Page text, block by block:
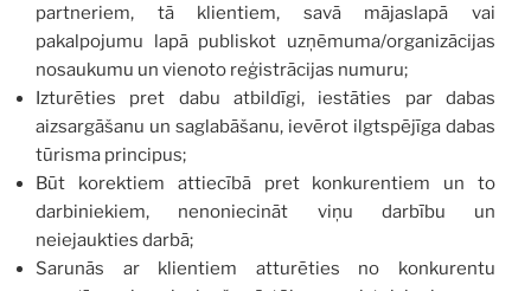
partneriem, tā klientiem, savā mājaslapā vai
pakalpojumu lapā publiskot uzņēmuma/organizācijas
nosaukumu un vienoto reģistrācijas numuru;
Izturēties pret dabu atbildīgi, iestāties par dabas
aizsargāšanu un saglabāšanu, ievērot ilgtspējīga dabas
tūrisma principus;
Būt korektiem attiecībā pret konkurentiem un to
darbiniekiem, nenoniecināt viņu darbību un
neiejaukties darbā;
Sarunās ar klientiem atturēties no konkurentu